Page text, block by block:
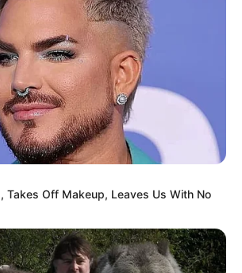
Takes Off Makeup, Leaves Us With No